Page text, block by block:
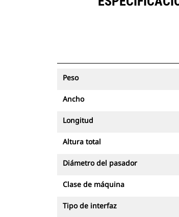
Peso
Ancho
Longitud
Altura total
Diámetro del pasador
Clase de máquina
Tipo de interfaz